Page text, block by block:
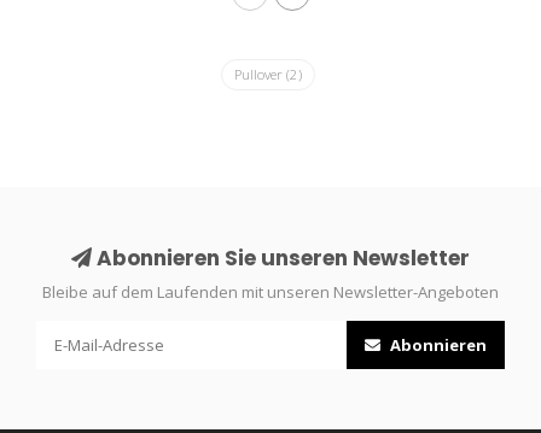
Pullover (2)
Abonnieren Sie unseren Newsletter
Bleibe auf dem Laufenden mit unseren Newsletter-Angeboten
Abonnieren